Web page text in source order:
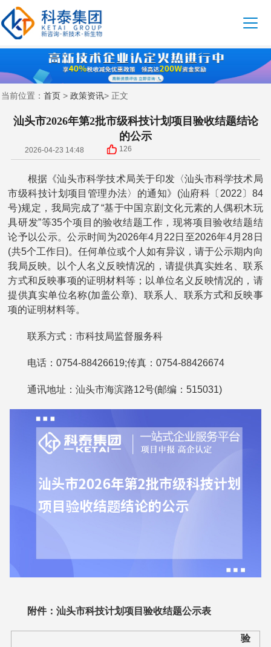
当前位置： 首页 > 政策资讯> 正文
汕头市2026年第2批市级科技计划项目验收结题结论
的公示
2026-04-23 14:48 126
根据《汕头市科学技术局关于印发〈汕头市科学技术局
市级科技计划项目管理办法〉的通知》(汕府科〔2022〕84
号)规定，我局完成了“基于中国京剧文化元素的人偶积木玩
具研发”等35个项目的验收结题工作，现将项目验收结题结
论予以公示。公示时间为2026年4月22日至2026年4月28日
(共5个工作日)。任何单位或个人如有异议，请于公示期内向
我局反映。以个人名义反映情况的，请提供真实姓名、联系
方式和反映事项的证明材料等；以单位名义反映情况的，请
提供真实单位名称(加盖公章)、联系人、联系方式和反映事
项的证明材料等。
联系方式：市科技局监督服务科
电话：0754-88426619;传真：0754-88426674
通讯地址：汕头市海滨路12号(邮编：515031)
附件：汕头市科技计划项目验收结题公示表
验